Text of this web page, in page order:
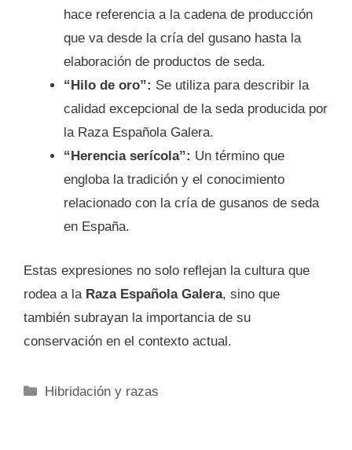
hace referencia a la cadena de producción
que va desde la cría del gusano hasta la
elaboración de productos de seda.
“Hilo de oro”: Se utiliza para describir la
calidad excepcional de la seda producida por
la Raza Española Galera.
“Herencia serícola”: Un término que
engloba la tradición y el conocimiento
relacionado con la cría de gusanos de seda
en España.
Estas expresiones no solo reflejan la cultura que
rodea a la Raza Española Galera, sino que
también subrayan la importancia de su
conservación en el contexto actual.
Categorías
Hibridación y razas